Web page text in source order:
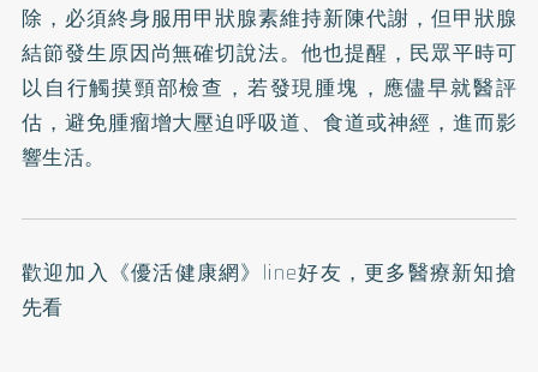
除，必須終身服用甲狀腺素維持新陳代謝，但甲狀腺
結節發生原因尚無確切說法。他也提醒，民眾平時可
以自行觸摸頸部檢查，若發現腫塊，應儘早就醫評
估，避免腫瘤增大壓迫呼吸道、食道或神經，進而影
響生活。
歡迎加入 《優活健康網》line好友 ，更多醫療新知搶
先看